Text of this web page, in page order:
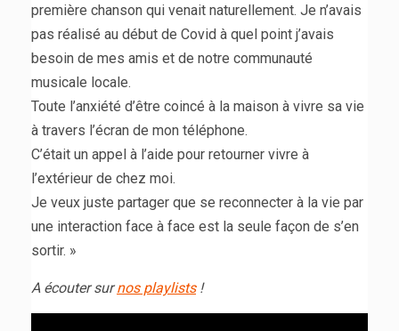
première chanson qui venait naturellement. Je n’avais
pas réalisé au début de Covid à quel point j’avais
besoin de mes amis et de notre communauté
musicale locale.
Toute l’anxiété d’être coincé à la maison à vivre sa vie
à travers l’écran de mon téléphone.
C’était un appel à l’aide pour retourner vivre à
l’extérieur de chez moi.
Je veux juste partager que se reconnecter à la vie par
une interaction face à face est la seule façon de s’en
sortir. »
A écouter surnos playlists!